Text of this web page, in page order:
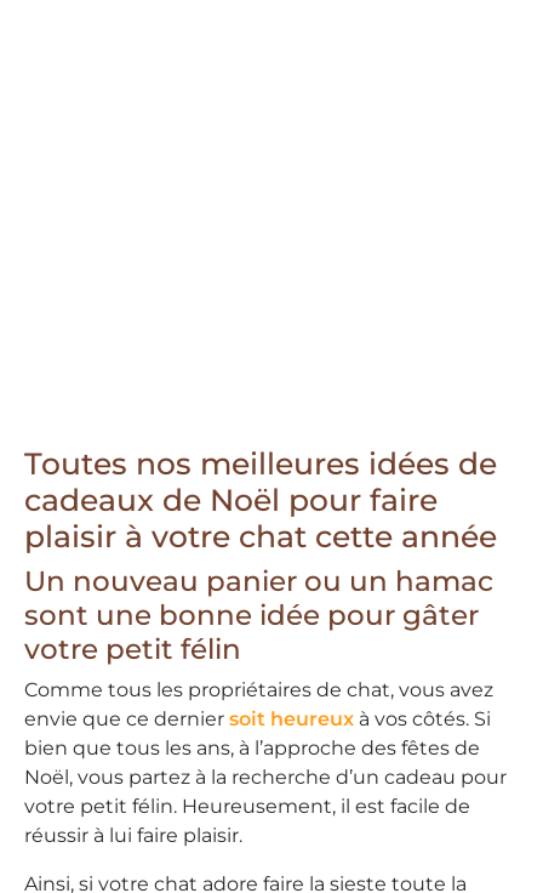
Toutes nos meilleures idées de
cadeaux de Noël pour faire
plaisir à votre chat cette année
Un nouveau panier ou un hamac
sont une bonne idée pour gâter
votre petit félin
Comme tous les propriétaires de chat, vous avez
envie que ce dernier soit heureux à vos côtés. Si
bien que tous les ans, à l’approche des fêtes de
Noël, vous partez à la recherche d’un cadeau pour
votre petit félin. Heureusement, il est facile de
réussir à lui faire plaisir.
Ainsi, si votre chat adore faire la sieste toute la